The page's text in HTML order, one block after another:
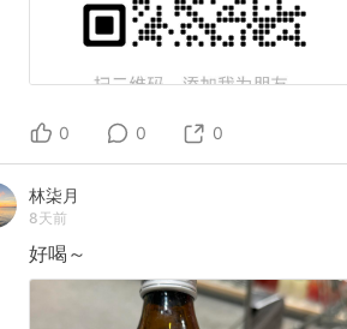
0 0 0
林柒月
8天前
好喝～